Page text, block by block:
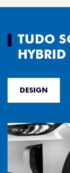
TUDO
HYBRID
DESIGN